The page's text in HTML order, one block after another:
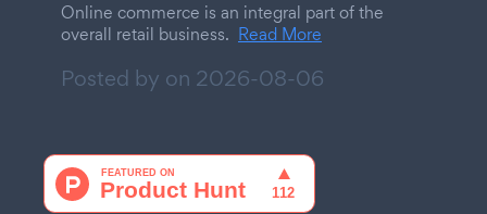
Online commerce is an integral part of the
overall retail business. Read More
Posted by on 2026-08-06